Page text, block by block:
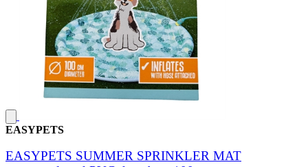
EASYPETS
EASYPETS SUMMER SPRINKLER MAT